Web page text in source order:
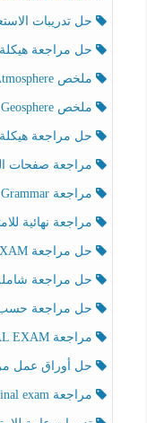
حل تدريبات الاستعداد
حل مراجعة هيكلة امتحان
ملخص Effect of Atmosphere حسب الهيكل الوزاري العلوم المتكاملة الصف الخامس انسبير الفصل الثالث
ملخص Effect of Geosphere حسب الهيكل الوزاري العلوم المتكاملة الصف الخامس انسبير الفصل الثالث
حل مراجعة هيكلة
مراجعة صفحات الهيكل
مراجعة Review Grammar حسب الهيكل اللغة الإنجليزية الصف الخامس الفصل الثالث
مراجعة نهائية
حل مراجعة FINAL EXAMاللغة الإنجليزية الصف الخامس الفصل الثالث
حل مراجعة شاملة
حل مراجعة حسب الهيكل
مراجعة FINAL EXAMاللغة الإنجليزية الصف الخامس الفصل الثالث
حل أوراق عمل مراجعة
مراجعة Preparation for the Final exam اللغة الإنجليزية الصف الرابع الفصل الثالث